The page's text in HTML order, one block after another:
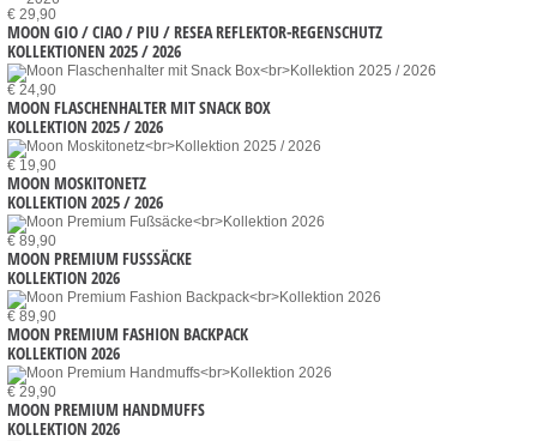
€ 29,90
MOON GIO / CIAO / PIU / RESEA REFLEKTOR-REGENSCHUTZ
KOLLEKTIONEN 2025 / 2026
€ 24,90
MOON FLASCHENHALTER MIT SNACK BOX
KOLLEKTION 2025 / 2026
€ 19,90
MOON MOSKITONETZ
KOLLEKTION 2025 / 2026
€ 89,90
MOON PREMIUM FUSSSÄCKE
KOLLEKTION 2026
€ 89,90
MOON PREMIUM FASHION BACKPACK
KOLLEKTION 2026
€ 29,90
MOON PREMIUM HANDMUFFS
KOLLEKTION 2026